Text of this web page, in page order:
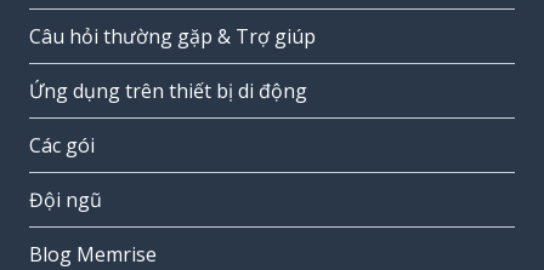
Câu hỏi thường gặp & Trợ giúp
Ứng dụng trên thiết bị di động
Các gói
Đội ngũ
Blog Memrise